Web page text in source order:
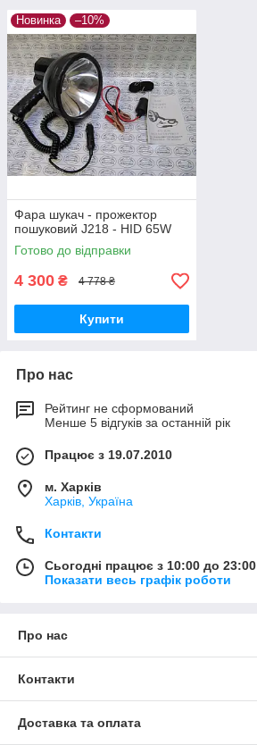
Новинка –10%
Фара шукач - прожектор
пошуковий J218 - HID 65W
Готово до відправки
4 300 ₴ 4 778 ₴
Купити
Про нас
Рейтинг не сформований
Менше 5 відгуків за останній рік
Працює з 19.07.2010
м. Харків
Харків, Україна
Контакти
Сьогодні працює з 10:00 до 23:00
Показати весь графік роботи
Про нас
Контакти
Доставка та оплата